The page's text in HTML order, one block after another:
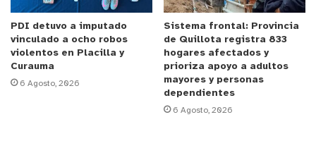
social. Porque como SENDA nos interesa por sobre
manera prevenir, pero también ser un apoyo en
materia de intervención y de recuperación de
quienes pueden estar presentando consumos
problemáticos”, puntualizó el director.
PDI detuvo a imputado
vinculado a ocho robos
violentos en Placilla y
Curauma
6 Agosto, 2026
Sistema frontal: Provincia
de Quillota registra 833
hogares afectados y
prioriza apoyo a adultos
mayores y personas
dependientes
6 Agosto, 2026